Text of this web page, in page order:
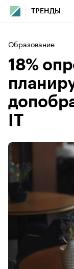
ТРЕНДЫ
Образование
18%
IT